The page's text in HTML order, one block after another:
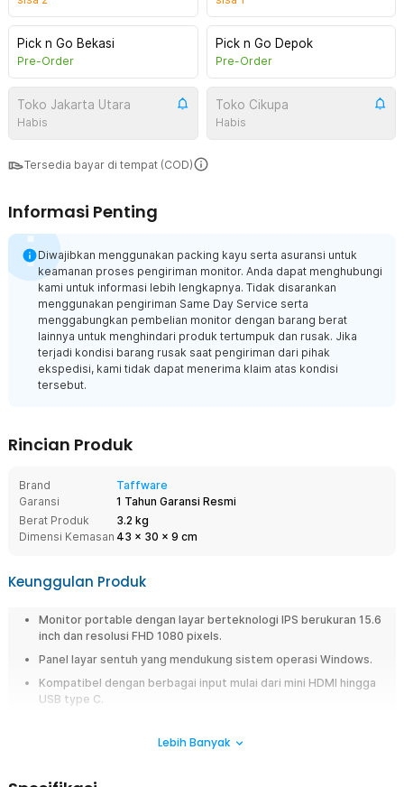
Pick n Go Bekasi
Pre-Order
Pick n Go Depok
Pre-Order
Toko Jakarta Utara
Habis
Toko Cikupa
Habis
Tersedia bayar di tempat (COD)
Informasi Penting
Diwajibkan menggunakan packing kayu serta asuransi untuk
keamanan proses pengiriman monitor. Anda dapat menghubungi
kami untuk informasi lebih lengkapnya. Tidak disarankan
menggunakan pengiriman Same Day Service serta
menggabungkan pembelian monitor dengan barang berat
lainnya untuk menghindari produk tertumpuk dan rusak. Jika
terjadi kondisi barang rusak saat pengiriman dari pihak
ekspedisi, kami tidak dapat menerima klaim atas kondisi
tersebut.
Rincian Produk
Brand
Taffware
Garansi
1 Tahun Garansi Resmi
Berat Produk
3.2 kg
Dimensi Kemasan 43 x 30 x 9 cm
Keunggulan Produk
Monitor portable dengan layar berteknologi IPS berukuran 15.6
inch dan resolusi FHD 1080 pixels.
Panel layar sentuh yang mendukung sistem operasi Windows.
Kompatibel dengan berbagai input mulai dari mini HDMI hingga
USB type C.
Dilengkapi dua speaker bawaan memberikan pengalaman audio
Lebih Banyak